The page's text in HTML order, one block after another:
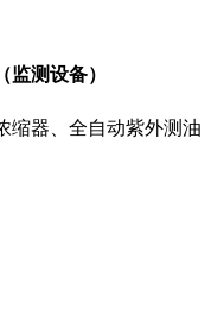
测设备）
缩器、全自动紫外测油